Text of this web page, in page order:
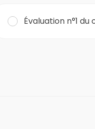
Évaluation n°1